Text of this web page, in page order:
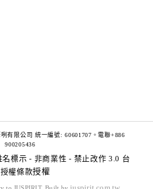
有限公司 統一編號: 60601707。電聯+886
900205436
名標示 - 非商業性 - 禁止改作 3.0 台
權條款授權